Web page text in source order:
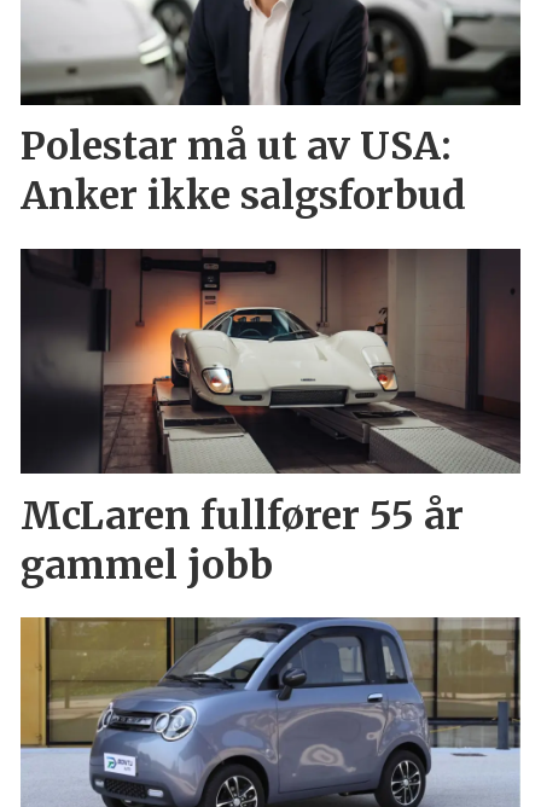
Polestar må ut av USA:
Anker ikke salgsforbud
McLaren fullfører 55 år
gammel jobb